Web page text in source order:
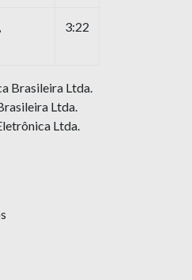
3:22
Brasileira Ltda.
Ltda.
Ltda.